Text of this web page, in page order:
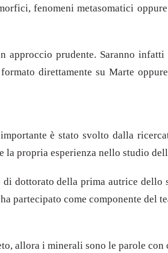
fenomeni metasomatici
approccio prudente. Saranno
direttamente su Marte
è stato svolto dalla
la propria esperienza nello studio
dottorato della prima autrice
partecipato come componente del
allora i minerali sono le parole